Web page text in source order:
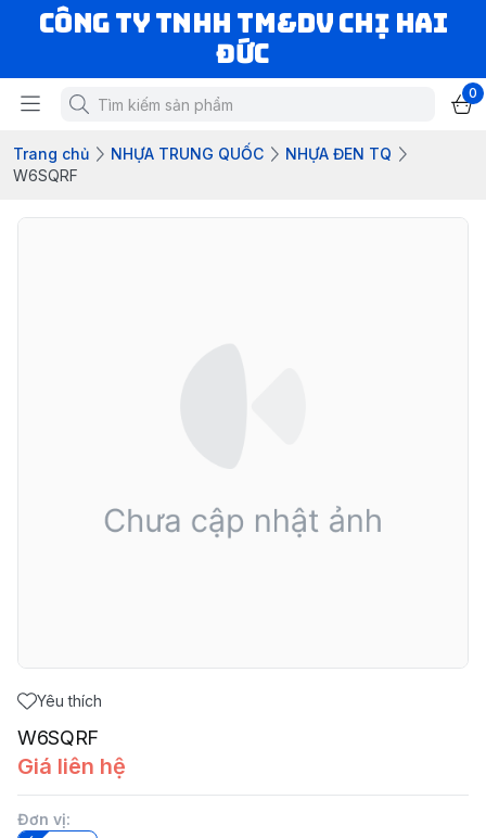
CÔNG TY TNHH TM&DV CHỊ HAI
ĐỨC
0
Trang chủ NHỰA TRUNG QUỐC
NHỰA ĐEN TQ
W6SQRF
Yêu thích
W6SQRF
Giá liên hệ
Đơn vị: